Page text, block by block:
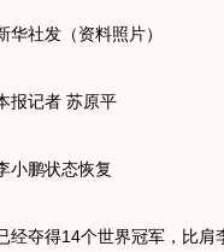
社发（资料照片）
记者 苏原平
鹏状态恢复
夺得14个世界冠军，比肩